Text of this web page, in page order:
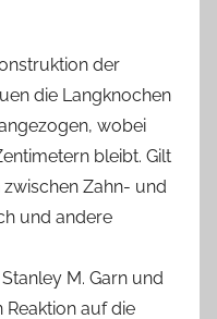
der
die Langknochen
wobei
bleibt. Gilt
Zahn- und
und andere
M. Garn und
Reaktion auf die